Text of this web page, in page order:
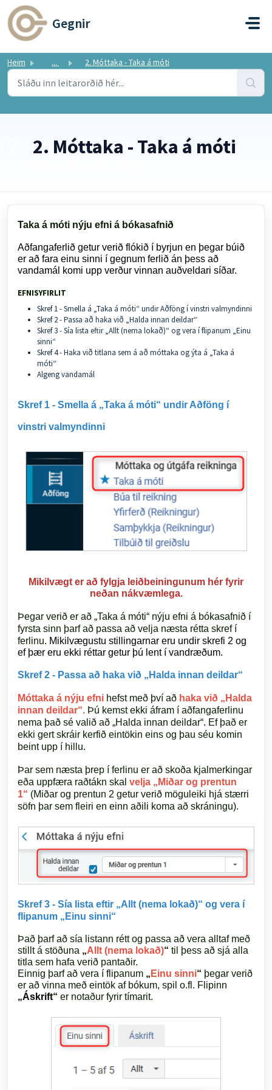
Fara í aðalefni
Gegnir
Heim ... 2. Móttaka - Taka á móti
2. Móttaka - Taka á móti
Taka á móti nýju efni á bókasafnið
Aðfangaferlið getur verið flókið í byrjun en þegar búið
er að fara einu sinni í gegnum ferlið án þess að
vandamál komi upp verður vinnan auðveldari síðar.
EFNISYFIRLIT
Skref 1 - Smella á „Taka á móti“ undir Aðföng í vinstri valmyndinni
Skref 2 - Passa að haka við „Halda innan deildar“
Skref 3 - Sía lista eftir „Allt (nema lokað)“ og vera í flipanum „Einu
sinni“
Skref 4 - Haka við titlana sem á að móttaka og ýta á „Taka á
móti“
Algeng vandamál
Skref 1 - Smella á „Taka á móti“ undir Aðföng í
vinstri valmyndinni
Mikilvægt er að fylgja leiðbeiningunum hér fyrir
neðan nákvæmlega.
Þegar verið er að „Taka á móti“ nýju efni á bókasafnið í
fyrsta sinn þarf að passa að velja næsta rétta skref í
ferlinu. Mikilvægustu stillingarnar eru undir skrefi 2 og
ef þær eru ekki réttar getur þú lent í vandræðum.
Skref 2 - Passa að haka við „Halda innan deildar“
Móttaka á nýju efni hefst með því að haka við „Halda
innan deildar“. Þú kemst ekki áfram í aðfangaferlinu
nema það sé valið að „Halda innan deildar“. Ef það er
ekki gert skráir kerfið eintökin eins og þau séu komin
beint upp í hillu.
Þar sem næsta þrep í ferlinu er að skoða kjalmerkingar
eða uppfæra raðtákn skal velja „Miðar og prentun
1“ (Miðar og prentun 2 getur verið möguleiki hjá stærri
söfn þar sem fleiri en einn aðili koma að skráningu).
Skref 3 - Sía lista eftir „Allt (nema lokað)“ og vera í
flipanum „Einu sinni“
Það þarf að sía listann rétt og passa að vera alltaf með
stillt á stöðuna „Allt (nema lokað)“ til þess að sjá alla
titla sem hafa verið pantaðir.
Einnig þarf að vera í flipanum „ Einu sinni“ þegar verið
er að vinna með eintök af bókum, spil o.fl. Flipinn
„Áskrift“ er notaður fyrir tímarit.